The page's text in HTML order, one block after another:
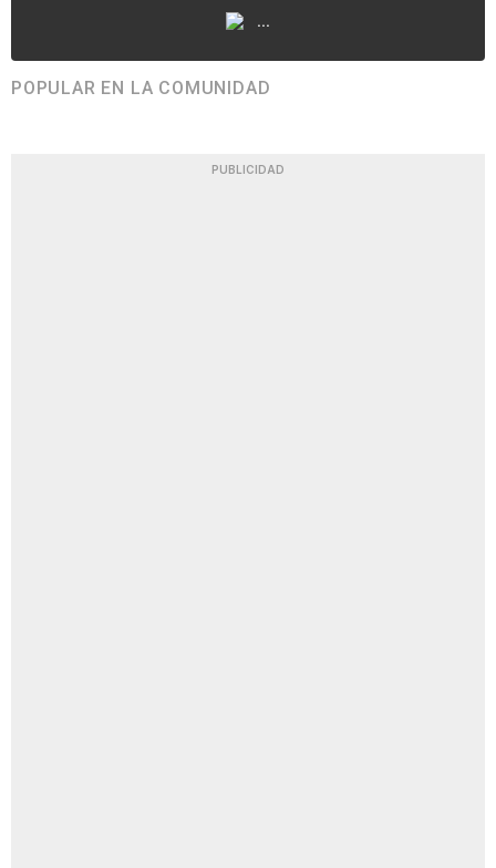
...
POPULAR EN LA COMUNIDAD
PUBLICIDAD